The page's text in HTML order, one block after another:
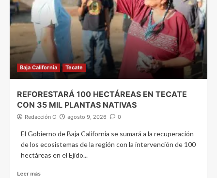
Baja California Tecate
REFORESTARÁ 100 HECTÁREAS EN TECATE
CON 35 MIL PLANTAS NATIVAS
Redacción C agosto 9, 2026 0
El Gobierno de Baja California se sumará a la recuperación
de los ecosistemas de la región con la intervención de 100
hectáreas en el Ejido...
Leer más